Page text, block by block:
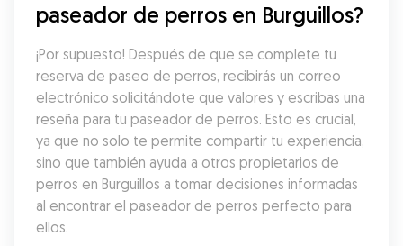
paseador de perros en Burguillos?
¡Por supuesto! Después de que se complete tu
reserva de paseo de perros, recibirás un correo
electrónico solicitándote que valores y escribas una
reseña para tu paseador de perros. Esto es crucial,
ya que no solo te permite compartir tu experiencia,
sino que también ayuda a otros propietarios de
perros en Burguillos a tomar decisiones informadas
al encontrar el paseador de perros perfecto para
ellos.